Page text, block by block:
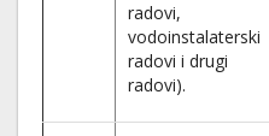
radovi,
vodoinstalaterski
radovi i drugi
radovi).